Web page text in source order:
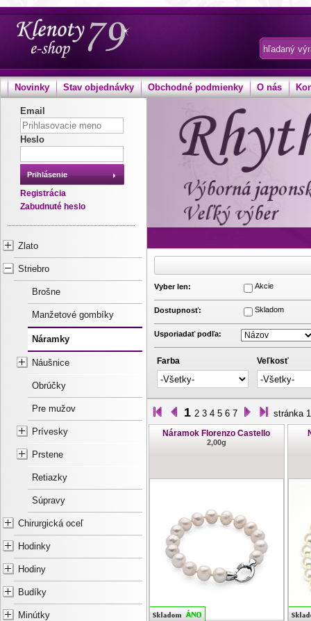
Novinky Stav objednávky Obchodné podmienky O nás
Email
Heslo
Prihlásenie
Registrácia
Zabudnuté heslo
Zlato
Striebro
Brošne
Manžetové gombíky
Náramky
Náušnice
Obrúčky
Pre mužov
Prívesky
Prstene
Retiazky
Súpravy
Chirurgická oceľ
Hodinky
Hodiny
Budíky
Minútky
Vyber len: Akcie
Dostupnosť: Skladom
Usporiadať podľa:
Farba Veľkosť
1 2 3 4 5 6 7
stránka
Náramok Florenzo Castello
2,00g